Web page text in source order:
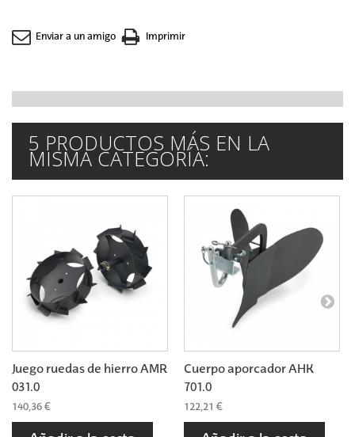
Enviar a un amigo Imprimir
5 PRODUCTOS MÁS EN LA
MISMA CATEGORÍA:
Juego ruedas de hierro AMR
031.0
140,36 €
Cuerpo aporcador AHK
701.0
122,21 €